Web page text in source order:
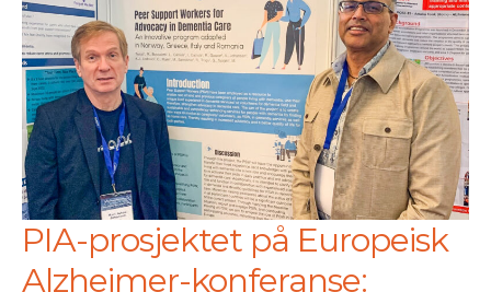
PIA-prosjektet på Europeisk
Alzheimer-konferanse: